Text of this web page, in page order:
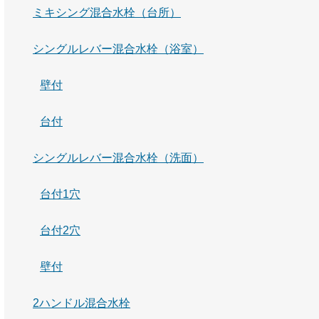
ミキシング混合水栓（台所）
シングルレバー混合水栓（浴室）
壁付
台付
シングルレバー混合水栓（洗面）
台付1穴
台付2穴
壁付
2ハンドル混合水栓